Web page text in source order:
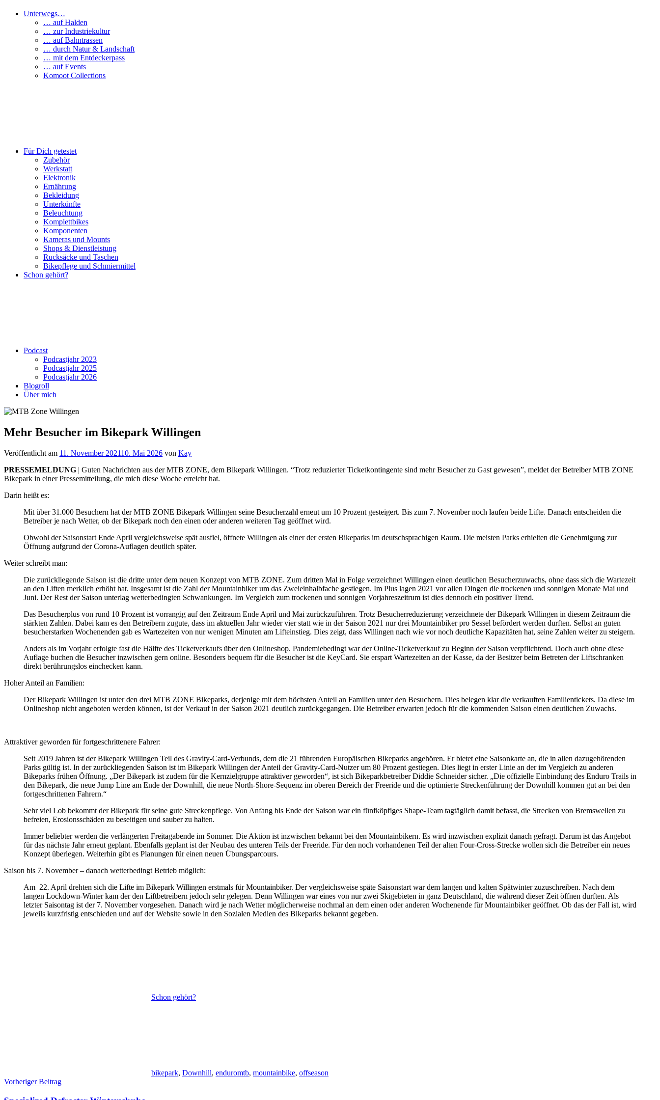
Unterwegs…
… auf Halden
… zur Industriekultur
… auf Bahntrassen
… durch Natur & Landschaft
… mit dem Entdeckerpass
… auf Events
Komoot Collections
Für Dich getestet
Zubehör
Werkstatt
Elektronik
Ernährung
Bekleidung
Unterkünfte
Beleuchtung
Komplettbikes
Komponenten
Kameras und Mounts
Shops & Dienstleistung
Rucksäcke und Taschen
Bikepflege und Schmiermittel
Schon gehört?
Podcast
Podcastjahr 2023
Podcastjahr 2025
Podcastjahr 2026
Blogroll
Über mich
Mehr Besucher im Bikepark Willingen
Veröffentlicht am 11. November 202110. Mai 2026 von Kay
PRESSEMELDUNG | Guten Nachrichten aus der MTB ZONE, dem Bikepark Willingen. “Trotz reduzierter Ticketkontingente sind mehr Besucher zu Gast gewesen”, meldet der Betreiber MTB ZONE
Bikepark in einer Pressemitteilung, die mich diese Woche erreicht hat.
Darin heißt es:
Mit über 31.000 Besuchern hat der MTB ZONE Bikepark Willingen seine Besucherzahl erneut um 10 Prozent gesteigert. Bis zum 7. November noch laufen beide Lifte. Danach entscheiden die
Betreiber je nach Wetter, ob der Bikepark noch den einen oder anderen weiteren Tag geöffnet wird.
Obwohl der Saisonstart Ende April vergleichsweise spät ausfiel, öffnete Willingen als einer der ersten Bikeparks im deutschsprachigen Raum. Die meisten Parks erhielten die Genehmigung zur
Öffnung aufgrund der Corona-Auflagen deutlich später.
Weiter schreibt man:
Die zurückliegende Saison ist die dritte unter dem neuen Konzept von MTB ZONE. Zum dritten Mal in Folge verzeichnet Willingen einen deutlichen Besucherzuwachs, ohne dass sich die Wartezeit
an den Liften merklich erhöht hat. Insgesamt ist die Zahl der Mountainbiker um das Zweieinhalbfache gestiegen. Im Plus lagen 2021 vor allen Dingen die trockenen und sonnigen Monate Mai und
Juni. Der Rest der Saison unterlag wetterbedingten Schwankungen. Im Vergleich zum trockenen und sonnigen Vorjahreszeitrum ist dies dennoch ein positiver Trend.
Das Besucherplus von rund 10 Prozent ist vorrangig auf den Zeitraum Ende April und Mai zurückzuführen. Trotz Besucherreduzierung verzeichnete der Bikepark Willingen in diesem Zeitraum die
stärkten Zahlen. Dabei kam es den Betreibern zugute, dass im aktuellen Jahr wieder vier statt wie in der Saison 2021 nur drei Mountainbiker pro Sessel befördert werden durften. Selbst an guten
besucherstarken Wochenenden gab es Wartezeiten von nur wenigen Minuten am Lifteinstieg. Dies zeigt, dass Willingen nach wie vor noch deutliche Kapazitäten hat, seine Zahlen weiter zu steigern.
Anders als im Vorjahr erfolgte fast die Hälfte des Ticketverkaufs über den Onlineshop. Pandemiebedingt war der Online-Ticketverkauf zu Beginn der Saison verpflichtend. Doch auch ohne diese
Auflage buchen die Besucher inzwischen gern online. Besonders bequem für die Besucher ist die KeyCard. Sie erspart Wartezeiten an der Kasse, da der Besitzer beim Betreten der Liftschranken
direkt berührungslos einchecken kann.
Hoher Anteil an Familien:
Der Bikepark Willingen ist unter den drei MTB ZONE Bikeparks, derjenige mit dem höchsten Anteil an Familien unter den Besuchern. Dies belegen klar die verkauften Familientickets. Da diese im
Onlineshop nicht angeboten werden können, ist der Verkauf in der Saison 2021 deutlich zurückgegangen. Die Betreiber erwarten jedoch für die kommenden Saison einen deutlichen Zuwachs.
Attraktiver geworden für fortgeschrittenere Fahrer:
Seit 2019 Jahren ist der Bikepark Willingen Teil des Gravity-Card-Verbunds, dem die 21 führenden Europäischen Bikeparks angehören. Er bietet eine Saisonkarte an, die in allen dazugehörenden
Parks gültig ist. In der zurückliegenden Saison ist im Bikepark Willingen der Anteil der Gravity-Card-Nutzer um 80 Prozent gestiegen. Dies liegt in erster Linie an der im Vergleich zu anderen
Bikeparks frühen Öffnung. „Der Bikepark ist zudem für die Kernzielgruppe attraktiver geworden“, ist sich Bikeparkbetreiber Diddie Schneider sicher. „Die offizielle Einbindung des Enduro Trails in
den Bikepark, die neue Jump Line am Ende der Downhill, die neue North-Shore-Sequenz im oberen Bereich der Freeride und die optimierte Streckenführung der Downhill kommen gut an bei den
fortgeschrittenen Fahrern.“
Sehr viel Lob bekommt der Bikepark für seine gute Streckenpflege. Von Anfang bis Ende der Saison war ein fünfköpfiges Shape-Team tagtäglich damit befasst, die Strecken von Bremswellen zu
befreien, Erosionsschäden zu beseitigen und sauber zu halten.
Immer beliebter werden die verlängerten Freitagabende im Sommer. Die Aktion ist inzwischen bekannt bei den Mountainbikern. Es wird inzwischen explizit danach gefragt. Darum ist das Angebot
für das nächste Jahr erneut geplant. Ebenfalls geplant ist der Neubau des unteren Teils der Freeride. Für den noch vorhandenen Teil der alten Four-Cross-Strecke wollen sich die Betreiber ein neues
Konzept überlegen. Weiterhin gibt es Planungen für einen neuen Übungsparcours.
Saison bis 7. November – danach wetterbedingt Betrieb möglich:
Am 22. April drehten sich die Lifte im Bikepark Willingen erstmals für Mountainbiker. Der vergleichsweise späte Saisonstart war dem langen und kalten Spätwinter zuzuschreiben. Nach dem
langen Lockdown-Winter kam der den Liftbetreibern jedoch sehr gelegen. Denn Willingen war eines von nur zwei Skigebieten in ganz Deutschland, die während dieser Zeit öffnen durften. Als
letzter Saisontag ist der 7. November vorgesehen. Danach wird je nach Wetter möglicherweise nochmal an dem einen oder anderen Wochenende für Mountainbiker geöffnet. Ob das der Fall ist, wird
jeweils kurzfristig entschieden und auf der Website sowie in den Sozialen Medien des Bikeparks bekannt gegeben.
Schon gehört?
bikepark, Downhill, enduromtb, mountainbike, offseason
Beitragsnavigation
Vorheriger Beitrag